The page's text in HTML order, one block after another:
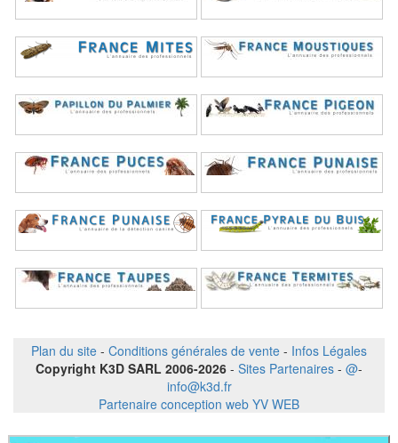
Plan du site - Conditions générales de vente - Infos Légales
Copyright K3D SARL 2006-2026 - Sites Partenaires - @-
info@k3d.fr
Partenaire conception web YV WEB